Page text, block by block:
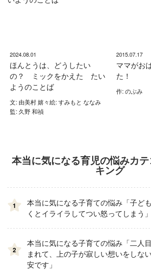
2024.08.01
ほんとうは、どうしたい
の？ ミックをかえた たい
ようのことば
文: 由美村 嬉々絵: すみもと ななみ
監: 久野 和禎
2015.07.17
ママがお
た！
作: のぶみ
本当に気になる育児の悩みカ
キング
1
本当に気になる子育ての悩み「子ど
くとイライラしてつい怒ってしまう」
2
本当に気になる子育ての悩み「二人
まれて、上の子が寂しい想いをしな
安です」